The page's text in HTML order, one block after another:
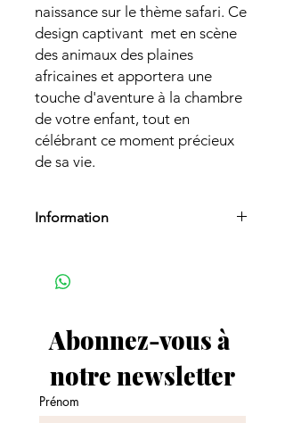
naissance sur le thème safari. Ce
design captivant met en scène
des animaux des plaines
africaines et apportera une
touche d'aventure à la chambre
de votre enfant, tout en
célébrant ce moment précieux
de sa vie.
Information
Fabrication en
Veuillez noter que si vous commandez
délai de fabrication des faire-parts
sera pris en compte).
Abonnez-vous à
notre newsletter
Prénom